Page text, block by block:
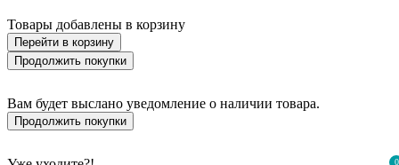
0
Товары добавлены в корзину
Перейти в корзину
Продолжить покупки
Вам будет выслано уведомление о наличии товара.
Продолжить покупки